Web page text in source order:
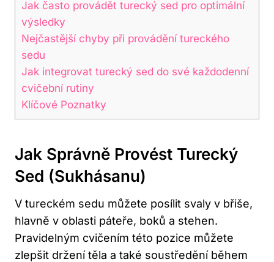
Jak často provádět turecký sed‍ pro ‌optimální
výsledky
Nejčastější chyby ​při provádění tureckého
sedu
Jak integrovat​ turecký sed do své každodenní
cvičební ⁢rutiny
Klíčové Poznatky
Jak‍ Správně Provést Turecký
Sed ‌(sukhásanu)
V tureckém sedu ‌můžete posílit⁣ svaly v břiše,
hlavně​ v⁣ oblasti páteře, boků ⁤a stehen.
Pravidelným cvičením této pozice můžete
zlepšit držení ⁢těla a ⁤také soustředění během​